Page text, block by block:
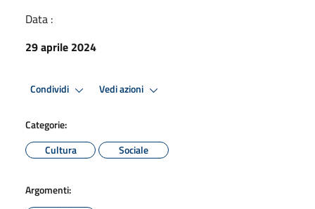
Data :
29 aprile 2024
Condividi Vedi azioni
Categorie:
Cultura
Sociale
Argomenti: